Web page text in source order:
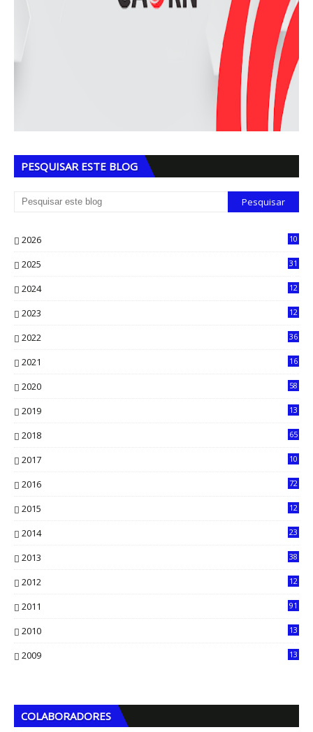
PESQUISAR ESTE BLOG
2026
10
2025
31
2024
12
2023
12
2022
36
2021
16
2020
58
2019
13
2018 65
2017 10
2016
72
2015
12
2014
23
2013
38
2012
12
2011 91
2010
13
2009
13
COLABORADORES